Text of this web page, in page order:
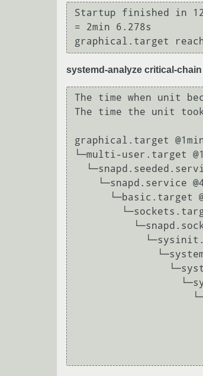
Startup finished in
= 2min 6.278s
systemd-analyze critical-chain
The time when unit
The time the unit
graphical.target
└─multi-user.target